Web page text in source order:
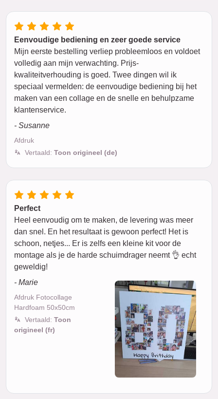
Eenvoudige bediening en zeer goede service
Mijn eerste bestelling verliep probleemloos en voldoet
volledig aan mijn verwachting. Prijs-
kwaliteitverhouding is goed. Twee dingen wil ik
speciaal vermelden: de eenvoudige bediening bij het
maken van een collage en de snelle en behulpzame
klantenservice.
- Susanne
Afdruk
Vertaald: Toon origineel (de)
Perfect
Heel eenvoudig om te maken, de levering was meer
dan snel. En het resultaat is gewoon perfect! Het is
schoon, netjes... Er is zelfs een kleine kit voor de
montage als je de harde schuimdrager neemt 👌 echt
geweldig!
- Marie
Afdruk Fotocollage
Hardfoam 50x50cm
Vertaald: Toon
origineel (fr)